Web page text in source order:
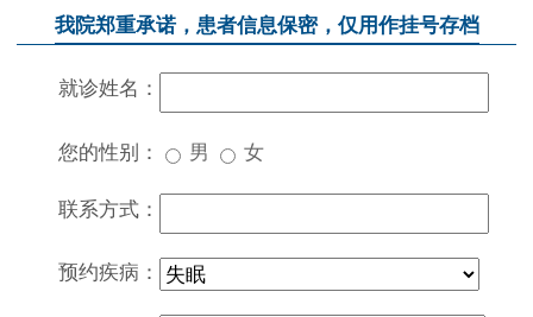
我院郑重承诺，患者信息保密，仅用作挂号存档
就诊姓名：
您的性别： 男 女
联系方式：
预约疾病：